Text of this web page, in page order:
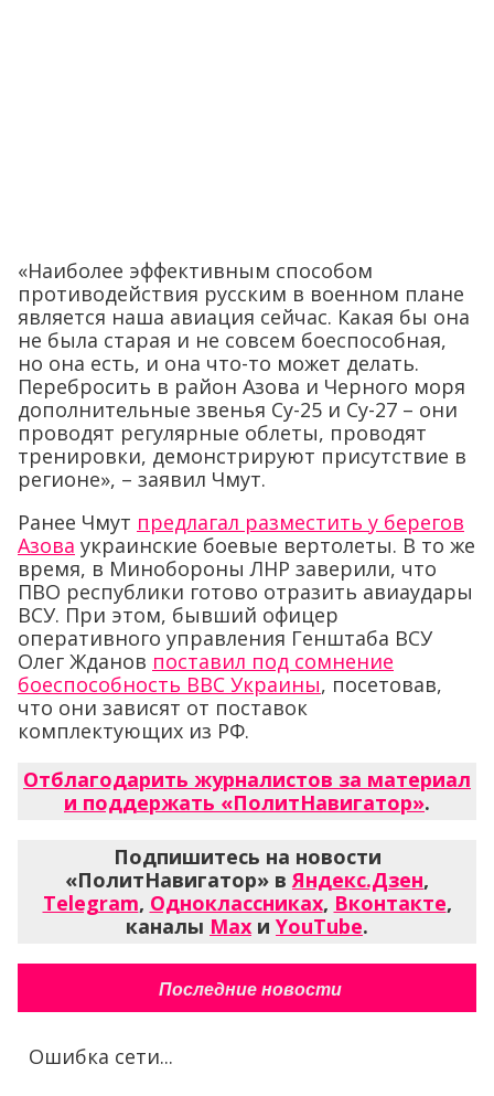
«Наиболее эффективным способом
противодействия русским в военном плане
является наша авиация сейчас. Какая бы она
не была старая и не совсем боеспособная,
но она есть, и она что-то может делать.
Перебросить в район Азова и Черного моря
дополнительные звенья Су-25 и Су-27 – они
проводят регулярные облеты, проводят
тренировки, демонстрируют присутствие в
регионе», – заявил Чмут.
Ранее Чмут предлагал разместить у берегов
Азова украинские боевые вертолеты. В то же
время, в Минобороны ЛНР заверили, что
ПВО республики готово отразить авиаудары
ВСУ. При этом, бывший офицер
оперативного управления Генштаба ВСУ
Олег Жданов поставил под сомнение
боеспособность ВВС Украины, посетовав,
что они зависят от поставок
комплектующих из РФ.
Отблагодарить журналистов за материал
и поддержать «ПолитНавигатор».
Подпишитесь на новости
«ПолитНавигатор» в Яндекс.Дзен,
Telegram, Одноклассниках, Вконтакте,
каналы Max и YouTube.
Последние новости
Ошибка сети...